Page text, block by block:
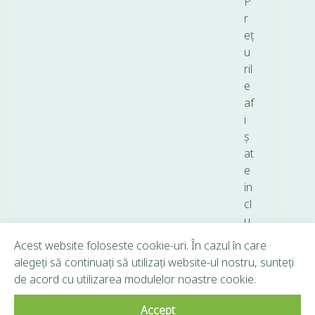
r
eț
u
ril
e
af
i
ș
at
e
in
cl
u
T
V
A.
Acest website foloseste cookie-uri. În cazul în care
alegeți să continuați să utilizați website-ul nostru, sunteți
de acord cu utilizarea modulelor noastre cookie.
Accept